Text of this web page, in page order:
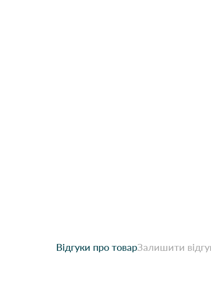
Відгуки про товарЗалишити